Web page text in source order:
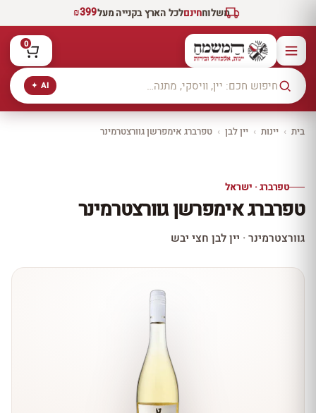
משלוחחינםלכל הארץ בקנייה מעל₪399
AI ✦
0
בית › יינות › יין לבן › טפרברג אימפרשן גוורצטרמינר
10% הנחה
עכשיו ב-10% הנחה
טפרברג · ישראל
טפרברג אימפרשן גוורצטרמינר
גוורצטרמינר · יין לבן חצי יבש